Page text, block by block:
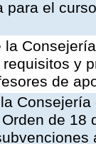
para el
la
y
de
de 18